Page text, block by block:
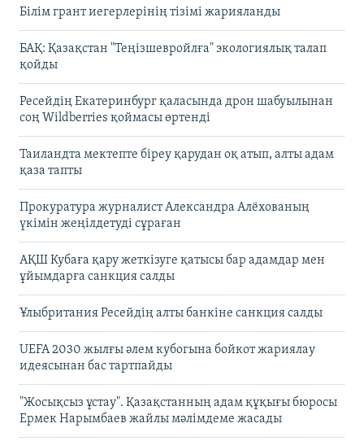
Білім грант иегерлерінің тізімі жарияланды
БАҚ: Қазақстан "Теңізшевройлға" экологиялық талап
қойды
Ресейдің Екатеринбург қаласында дрон шабуылынан
соң Wildberries қоймасы өртенді
Таиландта мектепте біреу қарудан оқ атып, алты адам
қаза тапты
Прокуратура журналист Александра Алёхованың
үкімін жеңілдетуді сұраған
АҚШ Кубаға қару жеткізуге қатысы бар адамдар мен
ұйымдарға санкция салды
Ұлыбритания Ресейдің алты банкіне санкция салды
UEFA 2030 жылғы әлем кубогына бойкот жариялау
идеясынан бас тартпайды
"Жосықсыз ұстау". Қазақстанның адам құқығы бюросы
Ермек Нарымбаев жайлы мәлімдеме жасады